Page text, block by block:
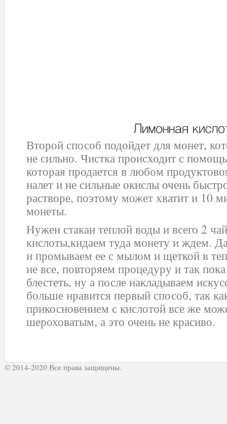
Второй способ подойдет для монет,
не сильно. Чистка происходит с
которая продается в любом
налет и не сильные окислы очень
растворе, поэтому может хватит и 10
монеты.
Нужен стакан теплой воды и всего 2
кислоты,кидаем туда монету и ждем.
и промываем ее с мылом и щеткой в
не все, повторяем процедуру и так
блестеть, ну а после накладываем
больше нравится первый способ, так
прикосновением с кислотой все же
шероховатым, а это очень не красиво.
© 2014-2020 Все права защищены.